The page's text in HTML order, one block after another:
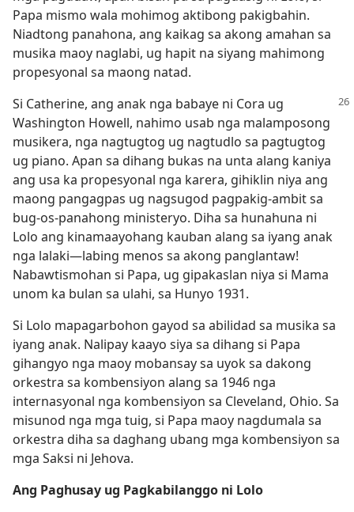
Papa mismo wala mohimog aktibong pakigbahin.
Niadtong panahona, ang kaikag sa akong amahan sa
musika maoy naglabi, ug hapit na siyang mahimong
propesyonal sa maong natad.
Si Catherine, ang anak nga babaye ni Cora ug
Washington Howell, nahimo usab nga malamposong
musikera, nga nagtugtog ug nagtudlo sa pagtugtog
ug piano. Apan sa dihang bukas na unta alang kaniya
ang usa ka propesyonal nga karera, gihiklin niya ang
maong pangagpas ug nagsugod pagpakig-ambit sa
bug-os-panahong ministeryo. Diha sa hunahuna ni
Lolo ang kinamaayohang kauban alang sa iyang anak
nga lalaki—labing menos sa akong panglantaw!
Nabawtismohan si Papa, ug gipakaslan niya si Mama
unom ka bulan sa ulahi, sa Hunyo 1931.
Si Lolo mapagarbohon gayod sa abilidad sa musika sa
iyang anak. Nalipay kaayo siya sa dihang si Papa
gihangyo nga maoy mobansay sa uyok sa dakong
orkestra sa kombensiyon alang sa 1946 nga
internasyonal nga kombensiyon sa Cleveland, Ohio. Sa
misunod nga mga tuig, si Papa maoy nagdumala sa
orkestra diha sa daghang ubang mga kombensiyon sa
mga Saksi ni Jehova.
Ang Paghusay ug Pagkabilanggo ni Lolo